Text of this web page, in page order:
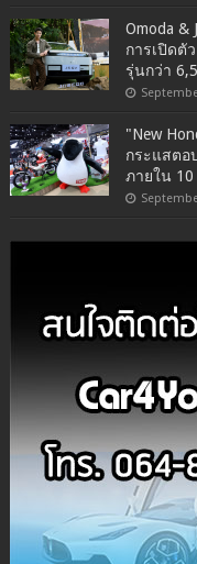
Omoda &
การเปิดตั
รุ่นกว่า
"New
กระแสตอ
ภายใน 10